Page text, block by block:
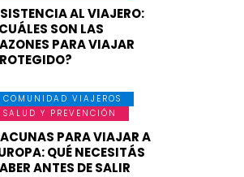
AL VIAJERO:
SON LAS
PARA VIAJAR
COMUNIDAD VIAJEROS
SALUD Y PREVENCIÓN
PARA VIAJAR A
QUÉ NECESITÁS
ANTES DE SALIR